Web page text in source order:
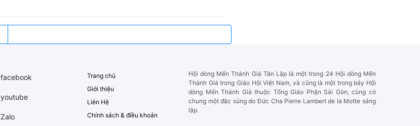
facebook
youtube
Zalo
Trang chủ
Giới thiệu
Liên Hệ
Chính sách & điều khoản
Hội dòng Mến Thánh Giá Tân Lập là một trong 24 Hội dòng Mến
Thánh Giá trong Giáo Hội Việt Nam, và cũng là một trong bảy Hội
dòng Mến Thánh Giá thuộc Tổng Giáo Phận Sài Gòn, cùng có
chung một đặc sủng do Đức Cha Pierre Lambert de la Motte sáng
lập.